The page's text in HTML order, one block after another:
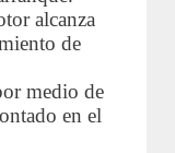
alcanza
de
medio de
en el